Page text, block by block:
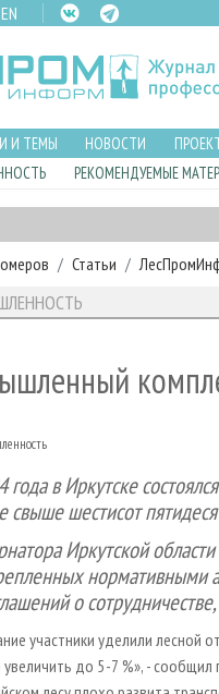
EN
И ТЕМЫ НОВОСТИ
РЕКОМЕНДУЕМЫЕ
Статьи
в Иркутске состоялся
свыше шестисот
Иркутской
нормативными
о
участники уделили лесной
до 5 - 7 %», -